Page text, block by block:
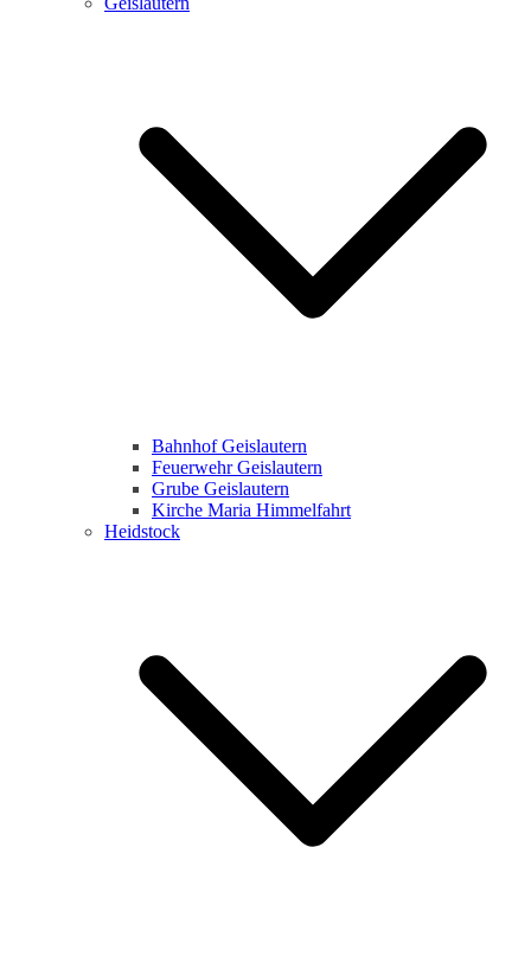
Bahnhof Geislautern
Feuerwehr Geislautern
Grube Geislautern
Kirche Maria Himmelfahrt
Heidstock